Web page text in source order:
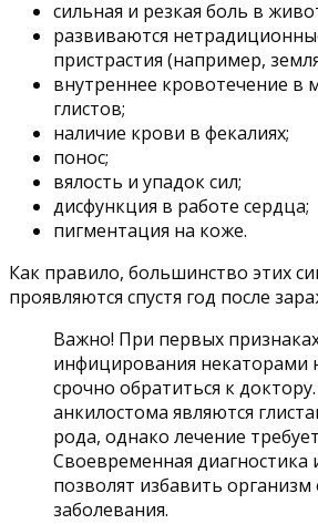
сильная и резкая боль в
развиваются
пристрастия (например,
внутреннее кровотечение в
глистов;
наличие крови в фекалиях;
понос;
вялость и упадок сил;
дисфункция в работе сердца;
пигментация на коже.
Как правило, большинство этих
проявляются спустя год после
Важно! При первых
инфицирования некаторами
срочно обратиться к
анкилостома являются
рода, однако лечение
Своевременная диагностика
позволят избавить организм
заболевания.